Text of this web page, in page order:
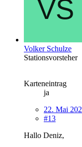
Volker Schulze
Stationsvorsteher
Karteneintrag
ja
22. Mai
#13
Hallo Deniz,